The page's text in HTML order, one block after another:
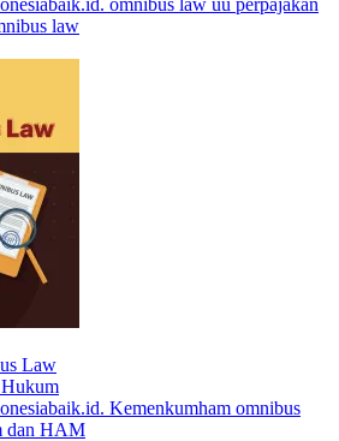
omnibus law uu perpajakan
law
Law
Hukum
Kemenkumham omnibus
dan HAM